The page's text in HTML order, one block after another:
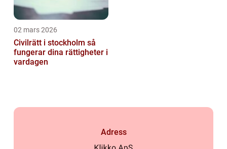
02 mars 2026
Civilrätt i stockholm så
fungerar dina rättigheter i
vardagen
Adress